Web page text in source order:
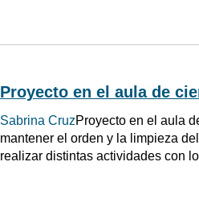
Proyecto en el aula de
Sabrina CruzProyecto en el aula
mantener el orden y la limpieza
realizar distintas actividades con